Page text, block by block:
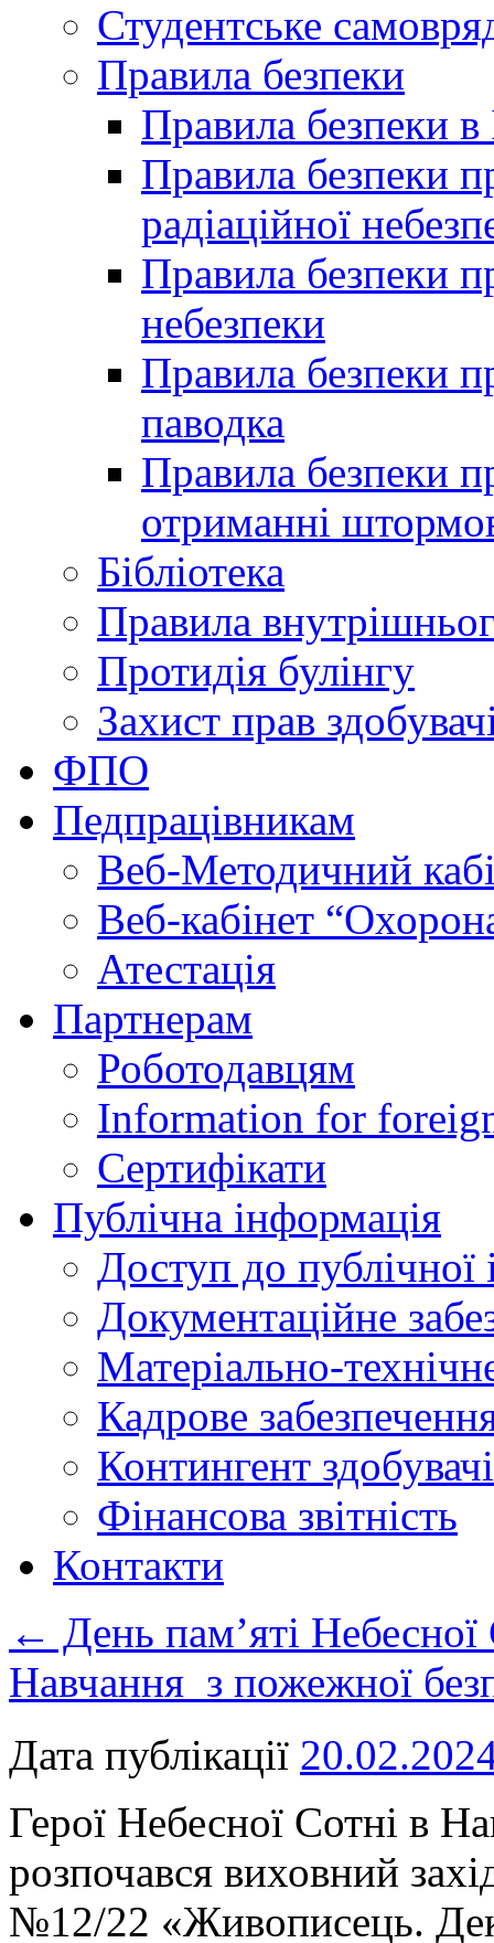
Студентське
Правила безпеки
Правила безпеки в
Правила безпеки
радіаційної
Правила безпеки
небезпеки
Правила безпеки
паводка
Правила безпеки
отриманні
Бібліотека
Правила
Протидія булінгу
Захист прав
ФПО
Педпрацівникам
Веб-Методичний
Веб-кабінет
Атестація
Партнерам
Роботодавцям
Information for
Сертифікати
Публічна інформація
Доступ до публічної
Документаційне
Матеріально-
Кадрове
Контингент
Фінансова звітність
Контакти
← День пам’яті Небесної
Навчання з пожежної
Дата публікації
Герої Небесної Сотні в
розпочався виховний
№12/22 «Живописець.